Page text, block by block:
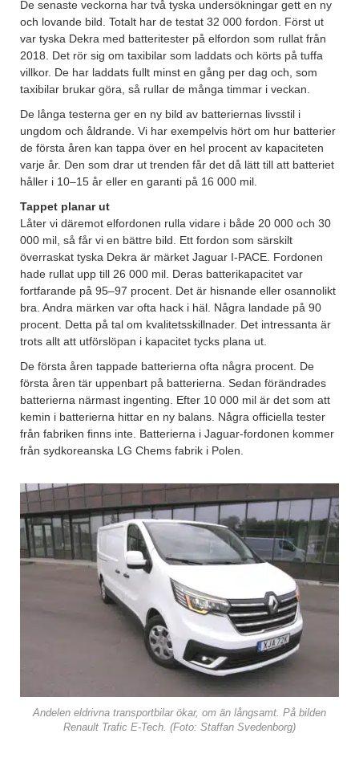
De senaste veckorna har två tyska undersökningar gett en ny
och lovande bild. Totalt har de testat 32 000 fordon. Först ut
var tyska Dekra med batteritester på elfordon som rullat från
2018. Det rör sig om taxibilar som laddats och körts på tuffa
villkor. De har laddats fullt minst en gång per dag och, som
taxibilar brukar göra, så rullar de många timmar i veckan.
De långa testerna ger en ny bild av batteriernas livsstil i
ungdom och åldrande. Vi har exempelvis hört om hur batterier
de första åren kan tappa över en hel procent av kapaciteten
varje år. Den som drar ut trenden får det då lätt till att batteriet
håller i 10–15 år eller en garanti på 16 000 mil.
Tappet planar ut
Låter vi däremot elfordonen rulla vidare i både 20 000 och 30
000 mil, så får vi en bättre bild. Ett fordon som särskilt
överraskat tyska Dekra är märket Jaguar I-PACE. Fordonen
hade rullat upp till 26 000 mil. Deras batterikapacitet var
fortfarande på 95–97 procent. Det är hisnande eller osannolikt
bra. Andra märken var ofta hack i häl. Några landade på 90
procent. Detta på tal om kvalitetsskillnader. Det intressanta är
trots allt att utförslöpan i kapacitet tycks plana ut.
De första åren tappade batterierna ofta några procent. De
första åren tär uppenbart på batterierna. Sedan förändrades
batterierna närmast ingenting. Efter 10 000 mil är det som att
kemin i batterierna hittar en ny balans. Några officiella tester
från fabriken finns inte. Batterierna i Jaguar-fordonen kommer
från sydkoreanska LG Chems fabrik i Polen.
Andelen eldrivna transportbilar ökar, om än långsamt. På bilden
Renault Trafic E-Tech. (Foto: Staffan Svedenborg)